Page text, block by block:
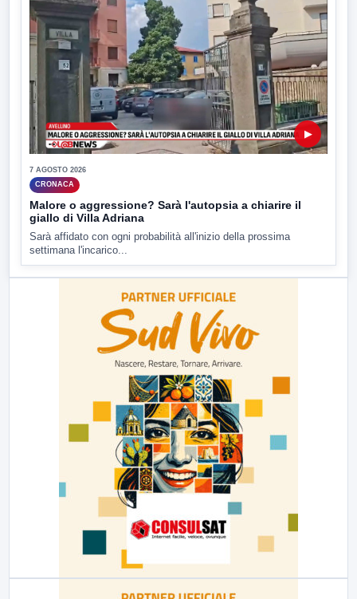
▶
7 AGOSTO 2026
CRONACA
Malore o aggressione? Sarà l'autopsia a chiarire il
giallo di Villa Adriana
Sarà affidato con ogni probabilità all'inizio della prossima
settimana l'incarico...